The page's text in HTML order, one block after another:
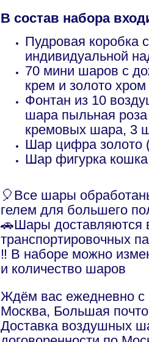
В состав набора
Пудровая коробка
индивидуальной
70 мини шаров с
крем и золото хром
Фонтан из 10
шара пыльная
кремовых шара, 3
Шар цифра золото
Шар фигурка кошка
🎈Все шары
гелем для большего
🚗Шары доставляются
транспортировочных
‼️ В наборе можно
и количество шаров
Ждём вас ежедневно с
Москва, Большая
Доставка воздушных